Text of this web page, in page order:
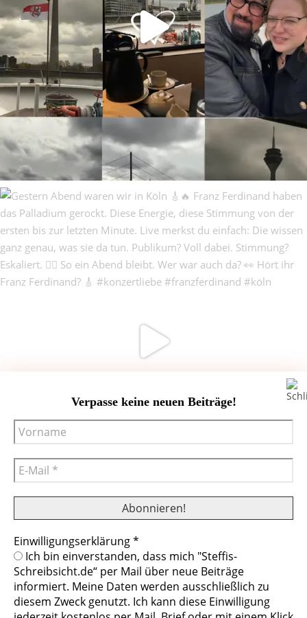
Cookies helfen uns bei der Bereitstellung
unserer Inhalte und Dienste. Durch die
weitere Nutzung der Webseite stimmen Sie
der Verwendung von Cookies zu.
Verpasse keine neuen Beiträge!
Einwilligungserklärung*
Ich bin einverstanden, dass mich "Steffis-
Schreibsicht.de“ per Mail über neue Beiträge
informiert. Meine Daten werden ausschließlich zu
diesem Zweck genutzt. Ich kann diese Einwilligung
© Steffis Schreibsicht 2026 Impressum Datenschutzerklärung